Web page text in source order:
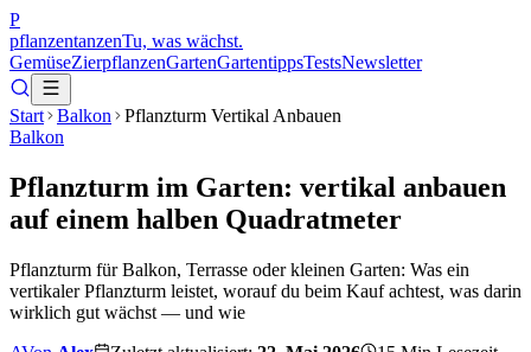
P
pflanzentanzenTu, was wächst.
GemüseZierpflanzenGartenGartentippsTestsNewsletter
Start Balkon
Pflanzturm Vertikal Anbauen
Balkon
Pflanzturm im Garten: vertikal anbauen
auf einem halben Quadratmeter
Pflanzturm für Balkon, Terrasse oder kleinen Garten: Was ein
vertikaler Pflanzturm leistet, worauf du beim Kauf achtest, was darin
wirklich gut wächst — und wie